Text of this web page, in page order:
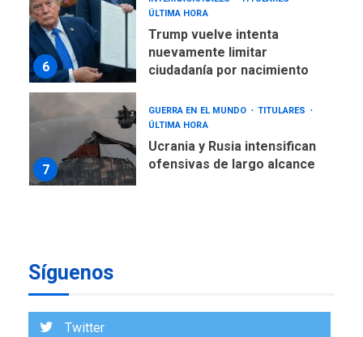
7
ÚLTIMA HORA
Ucrania y Rusia intensifican
ofensivas de largo alcance
1
ÚLTIMA HORA
Instalan carpas metálicas
como terminales
temporales en Aeropuerto
2
POLÍTICA
TITULARES
Síguenos
Twitter